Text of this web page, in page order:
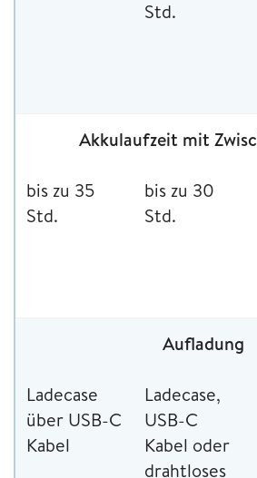
Std.
Akkulaufzeit mit
bis zu 35
Std.
bis zu 30
Std.
Aufladung
Ladecase
über USB-C
Kabel
Ladecase,
USB-C
Kabel oder
drahtloses